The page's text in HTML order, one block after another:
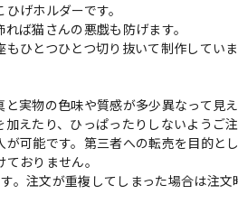
げホルダーです。
ば猫さんの悪戯も防げます。
ひとつひとつ切り抜いて制作していま
実物の色味や質感が多少異なって見え
えたり、ひっぱったりしないようご注
可能です。第三者への転売を目的と
おりません。
注文が重複してしまった場合は注文